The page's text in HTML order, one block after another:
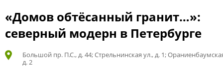
«Домов обтёсанный гранит…»:
северный модерн в Петербурге
Большой пр. П.С., д. 44; Стрельнинская ул., д. 1;
д. 2